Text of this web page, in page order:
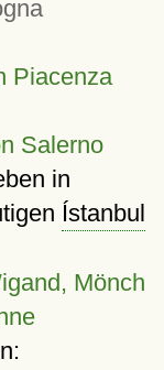
Piacenza
Salerno
in
Ístanbul
Mönch